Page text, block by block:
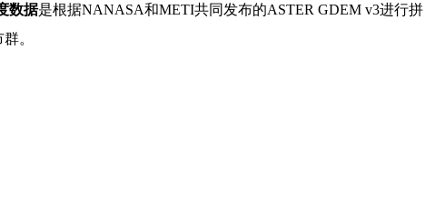
数据是根据NANASA和METI共同发布的ASTER GDEM v3进行拼
。